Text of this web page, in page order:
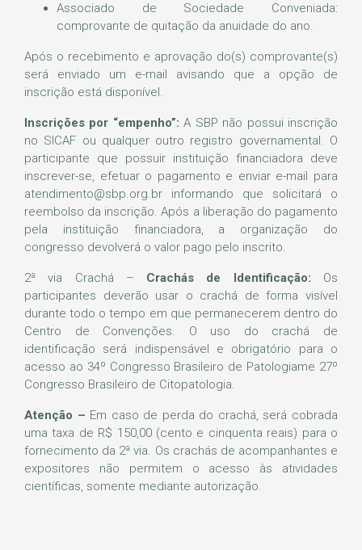
Associado de Sociedade Conveniada:
comprovante de quitação da anuidade do ano.
Após o recebimento e aprovação do(s) comprovante(s)
será enviado um e-mail avisando que a opção de
inscrição está disponível.
Inscrições por “empenho”: A SBP não possui inscrição
no SICAF ou qualquer outro registro governamental. O
participante que possuir instituição financiadora deve
inscrever-se, efetuar o pagamento e enviar e-mail para
atendimento@sbp.org.br informando que solicitará o
reembolso da inscrição. Após a liberação do pagamento
pela instituição financiadora, a organização do
congresso devolverá o valor pago pelo inscrito.
2ª via Crachá – Crachás de Identificação: Os
participantes deverão usar o crachá de forma visível
durante todo o tempo em que permanecerem dentro do
Centro de Convenções. O uso do crachá de
identificação será indispensável e obrigatório para o
acesso ao 34º Congresso Brasileiro de Patologiame 27º
Congresso Brasileiro de Citopatologia.
Atenção – Em caso de perda do crachá, será cobrada
uma taxa de R$ 150,00 (cento e cinquenta reais) para o
fornecimento da 2ª via. Os crachás de acompanhantes e
expositores não permitem o acesso às atividades
científicas, somente mediante autorização.